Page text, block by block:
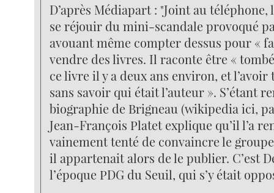
D’après Médiapart : "Joint au téléphone,
se réjouir du mini-scandale provoqué
avouant même compter dessus pour «
vendre des livres. Il raconte être «
ce livre il y a deux ans environ, et
sans savoir qui était l’auteur ». S’étant
biographie de Brigneau (wikipedia ici,
Jean-François Platet explique qu’il l’a
vainement tenté de convaincre le
il appartenait alors de le publier. C’est
l’époque PDG du Seuil, qui s’y était